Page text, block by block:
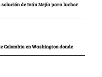
de Iván Mejía para luchar
Colombia en Washington donde